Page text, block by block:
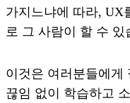
가지느냐에 따라, UX
로 그 사람이 할 수 있
이것은 여러분들에게
끊임 없이 학습하고